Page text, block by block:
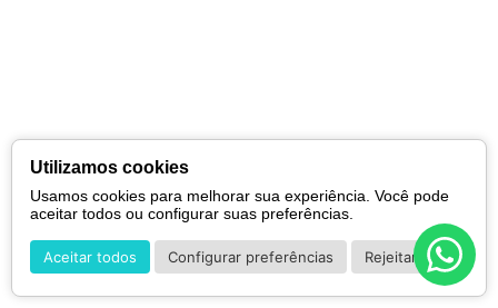
Utilizamos cookies
Usamos cookies para melhorar sua experiência. Você pode
aceitar todos ou configurar suas preferências.
Aceitar todos Configurar preferências Rejeitar